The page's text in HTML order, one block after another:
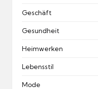
Geschäft
Gesundheit
Heimwerken
Lebensstil
Mode